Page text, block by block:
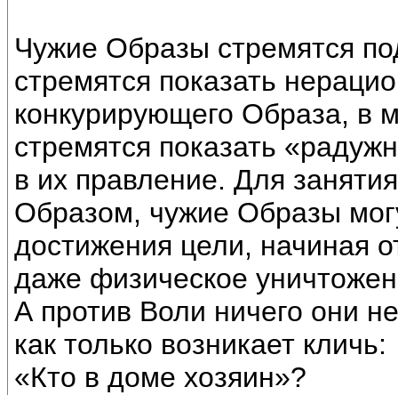
Чужие Образы стремятся
стремятся показать
конкурирующего Образа, в
стремятся показать
в их правление. Для
Образом, чужие Образы
достижения цели, начиная
даже физическое
А против Воли ничего они
как только возникает кличь:
«Кто в доме хозяин»?